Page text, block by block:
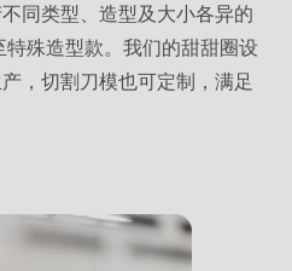
同类型、造型及大小各异的
殊造型款。我们的甜甜圈设
，切割刀模也可定制，满足